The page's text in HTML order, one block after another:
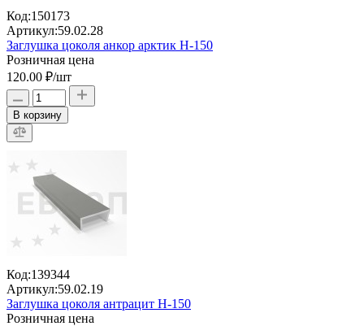
Код:150173
Артикул:59.02.28
Заглушка цоколя анкор арктик H-150
Розничная цена
120.00 ₽/шт
В корзину
Код:139344
Артикул:59.02.19
Заглушка цоколя антрацит H-150
Розничная цена